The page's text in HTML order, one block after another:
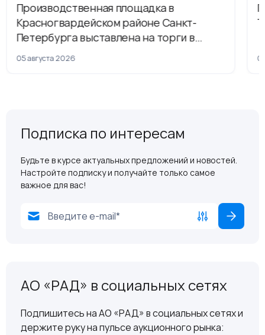
Производственная площадка в
Красногвардейском районе Санкт-
Петербурга выставлена на торги в
рамках приватизации
05 августа 2026
Подписка по интересам
Будьте в курсе актуальных предложений и новостей.
Настройте подписку и получайте только самое
важное для вас!
АО «РАД» в социальных сетях
Подпишитесь на АО «РАД» в социальных сетях и
держите руку на пульсе аукционного рынка: